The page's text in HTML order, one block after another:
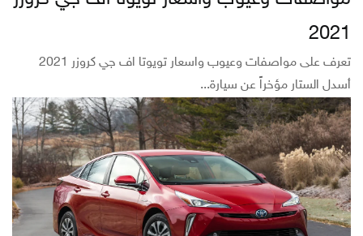
2021
تعرف على مواصفات وعيوب واسعار تويوتا اف جي كروزر 2021
أسدل الستار مؤخراً عن سيارة...